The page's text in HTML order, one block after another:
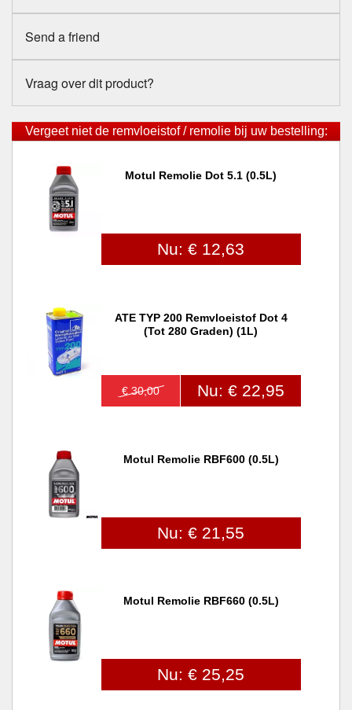
Send a friend
Vraag over dit product?
Vergeet niet de remvloeistof / remolie bij uw bestelling:
Motul Remolie Dot 5.1 (0.5L)
Nu: € 12,63
ATE TYP 200 Remvloeistof Dot 4
(tot 280 Graden) (1L)
€ 30,00 Nu: € 22,95
Motul Remolie RBF600 (0.5L)
Nu: € 21,55
Motul Remolie RBF660 (0.5L)
Nu: € 25,25